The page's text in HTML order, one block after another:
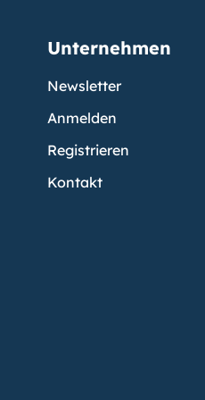
Unternehmen
Newsletter
Anmelden
Registrieren
Kontakt